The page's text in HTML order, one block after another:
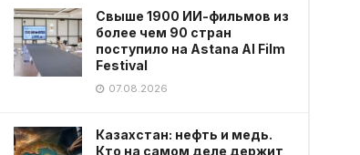
Свыше 1900 ИИ-фильмов из
более чем 90 стран
поступило на Astana AI Film
Festival
07.08.2026
Казахстан: нефть и медь.
Кто на самом деле держит